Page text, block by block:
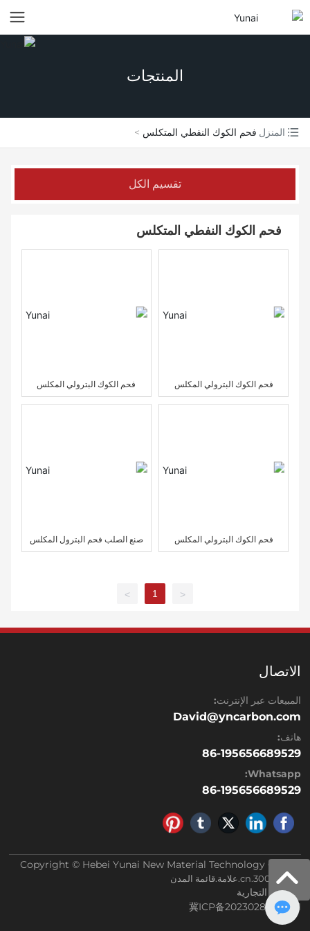
المنتجات
المنزل فحم الكوك النفطي المتكلس
تقسيم الكل
فحم الكوك النفطي المتكلس
فحم الكوك البترولي المكلس
بالكبريت الأوسط
فحم الكوك البترولي المكلس
بالكبريت الأوسط
فحم الكوك البترولي المكلس
بالكبريت الأوسط
صنع الصلب فحم البترول المكلس
<
1
>
الاتصال
المبيعات عبر الإنترنت:
David@yncarbon.com
هاتف:
86-195656689529
Whatsapp:
86-195656689529
Copyright © Hebei Yunai New Material Technology Co.,Ltd
باور بي: 300.cn .علامة.قائمة المدن
الرخصة التجارية
冀ICP备2023028948号-1